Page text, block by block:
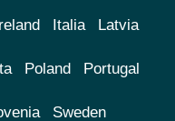
Ireland Italia Latvia
Poland Portugal
Sweden